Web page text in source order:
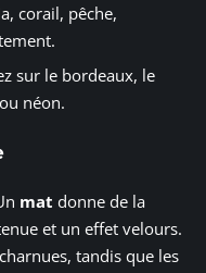
corail, pêche,
sur le bordeaux, le
néon.
mat donne de la
et un effet velours.
tandis que les